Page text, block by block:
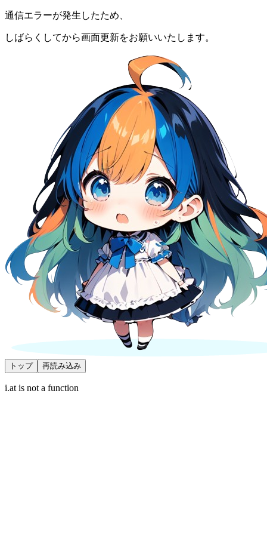
通信エラーが発生したため、
しばらくしてから画面更新をお願いいたします。
トップ 再読み込み
i.at is not a function